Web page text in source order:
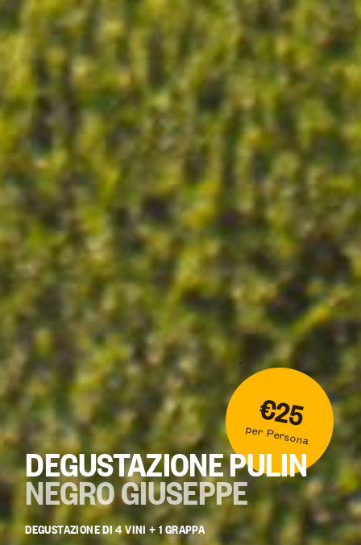
€25
per Persona
DEGUSTAZIONE PULIN
NEGRO GIUSEPPE
DEGUSTAZIONE DI 4 VINI + 1 GRAPPA